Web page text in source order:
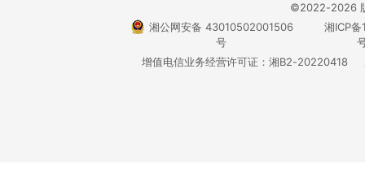
©2022-2026
湘公网安备 43010502001506
号
湘ICP
增值电信业务经营许可证：湘B2-20220418